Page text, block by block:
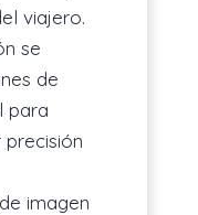
viajero.
se
de
para
imagen